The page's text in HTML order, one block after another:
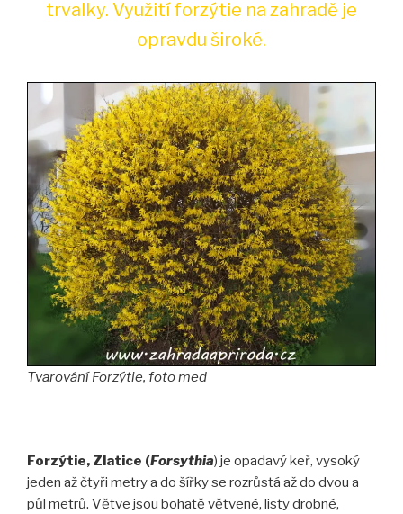
trvalky. Využití forzýtie na zahradě je
opravdu široké.
Tvarování Forzýtie, foto med
Forzýtie, Zlatice (Forsythia) je opadavý keř, vysoký
jeden až čtyři metry a do šířky se rozrůstá až do dvou a
půl metrů. Větve jsou bohatě větvené, listy drobné,